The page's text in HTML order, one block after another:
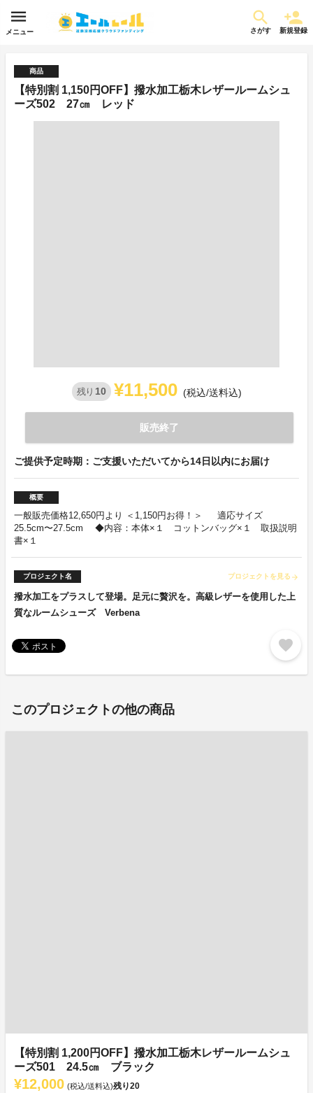
メニュー さがす 新規登録
商品
【特別割 1,150円OFF】撥水加工栃木レザールームシュ
ーズ502 27㎝ レッド
残り 10 ¥11,500 (税込/送料込)
販売終了
ご提供予定時期：ご支援いただいてから14日以内にお届け
概要
一般販売価格12,650円より ＜1,150円お得！＞ 適応サイズ
25.5cm〜27.5cm ◆内容：本体×１ コットンバッグ×１ 取扱説明
書×１
プロジェクト名 プロジェクトを見る arrow_forward
撥水加工をプラスして登場。足元に贅沢を。高級レザーを使用した上
質なルームシューズ Verbena
favorite
このプロジェクトの他の商品
【特別割 1,200円OFF】撥水加工栃木レザールームシュ
ーズ501 24.5㎝ ブラック
¥12,000 (税込/送料込)残り20